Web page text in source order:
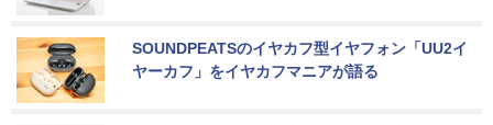
SOUNDPEATSのイヤカフ型イヤフォン「UU2イ
ヤーカフ」をイヤカフマニアが語る